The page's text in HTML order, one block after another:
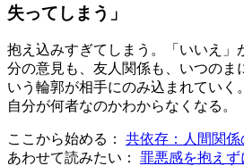
失ってしまう」
抱え込みすぎてしまう。「いいえ」
分の意見も、友人関係も、いつのま
いう輪郭が相手にのみ込まれていく
自分が何者なのかわからなくなる。
ここから始める：
共依存：人間関係
あわせて読みたい：
罪悪感を抱え